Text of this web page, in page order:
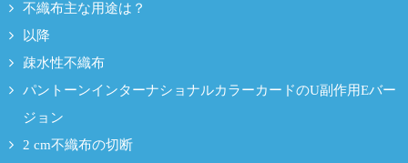
不織布主な用途は？
以降
疎水性不織布
パントーンインターナショナルカラーカードのU副作用Eバー
ジョン
2 cm不織布の切断